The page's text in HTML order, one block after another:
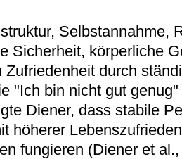
Selbstannahme,
Sicherheit, körperliche
durch
"Ich bin nicht gut
Diener, dass stabile
höherer
fungieren (Diener et